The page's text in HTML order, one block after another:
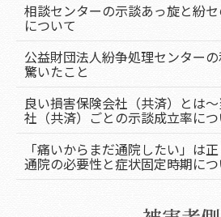
相談センターの示談あっ旋と紛
について
公益財団法人紛争処理センター
驚いたこと
良い損害保険会社（共済）とは
社（共済）ごとの示談成立率につ
「痛いからまだ通院したい」は
通院の必要性と症状固定時期に